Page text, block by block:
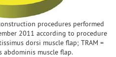
procedures performed
2011 according to procedure
dorsi muscle flap; TRAM =
abdominis muscle flap.